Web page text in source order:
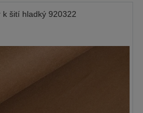
k šití hladký 920322